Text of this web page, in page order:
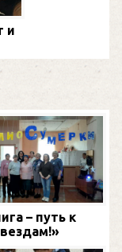
и
– путь к